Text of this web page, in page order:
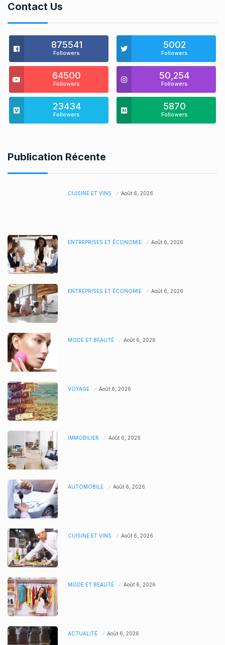
Contact Us
875541
Followers
5002
Followers
64500
Followers
50,254
Followers
23434
Followers
5870
Followers
Publication Récente
CUISINE ET VINS Août 6, 2026
ENTREPRISES ET ÉCONOMIE Août 6, 2026
ENTREPRISES ET ÉCONOMIE Août 6, 2026
MODE ET BEAUTÉ Août 6, 2026
VOYAGE Août 6, 2026
IMMOBILIER Août 6, 2026
AUTOMOBILE Août 6, 2026
CUISINE ET VINS Août 6, 2026
MODE ET BEAUTÉ Août 6, 2026
ACTUALITÉ Août 6, 2026